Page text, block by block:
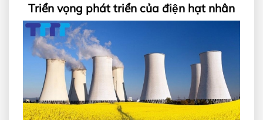
Triển vọng phát triển của điện hạt nhân